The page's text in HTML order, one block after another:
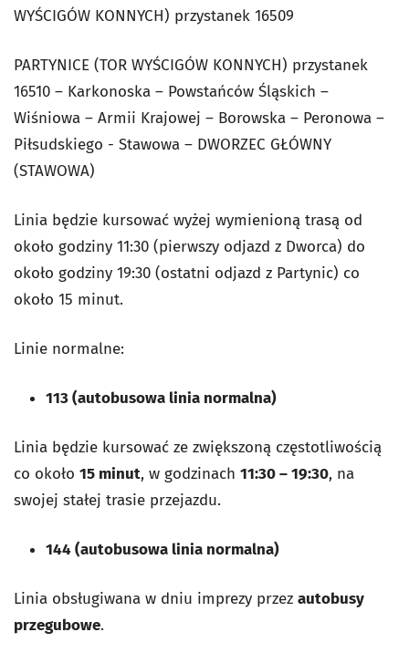
WYŚCIGÓW KONNYCH) przystanek 16509
PARTYNICE (TOR WYŚCIGÓW KONNYCH) przystanek
16510 – Karkonoska – Powstańców Śląskich –
Wiśniowa – Armii Krajowej – Borowska – Peronowa –
Piłsudskiego - Stawowa – DWORZEC GŁÓWNY
(STAWOWA)
Linia będzie kursować wyżej wymienioną trasą od
około godziny 11:30 (pierwszy odjazd z Dworca) do
około godziny 19:30 (ostatni odjazd z Partynic) co
około 15 minut.
Linie normalne:
113 (autobusowa linia normalna)
Linia będzie kursować ze zwiększoną częstotliwością
co około 15 minut, w godzinach 11:30 – 19:30, na
swojej stałej trasie przejazdu.
144 (autobusowa linia normalna)
Linia obsługiwana w dniu imprezy przez autobusy
przegubowe.